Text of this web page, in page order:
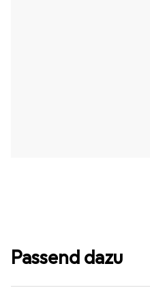
Passend dazu